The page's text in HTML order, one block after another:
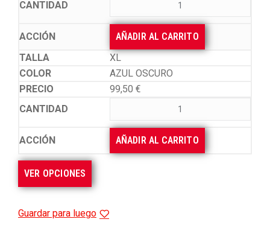
AÑADIR AL CARRITO
XL
AZUL OSCURO
99,50 €
AÑADIR AL CARRITO
VER OPCIONES
Guardar para luego